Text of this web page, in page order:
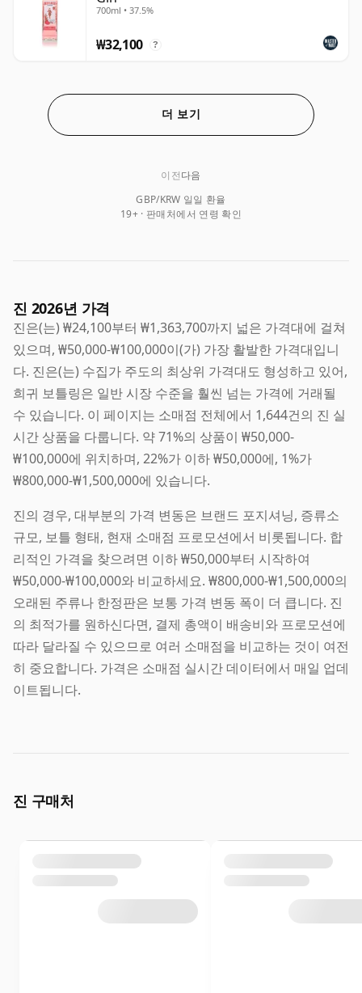
700ml • 37.5%
₩32,100 ?
더 보기
GBP/KRW 일일 환율
19+ · 판매처에서 연령 확인
이전다음
진 2026년 가격
진은(는) ₩24,100부터 ₩1,363,700까지 넓은 가격대에 걸쳐
있으며, ₩50,000-₩100,000이(가) 가장 활발한 가격대입니
다. 진은(는) 수집가 주도의 최상위 가격대도 형성하고 있어,
희귀 보틀링은 일반 시장 수준을 훨씬 넘는 가격에 거래될
수 있습니다. 이 페이지는 소매점 전체에서 1,644건의 진 실
시간 상품을 다룹니다. 약 71%의 상품이 ₩50,000-
₩100,000에 위치하며, 22%가 이하 ₩50,000에, 1%가
₩800,000-₩1,500,000에 있습니다.
진의 경우, 대부분의 가격 변동은 브랜드 포지셔닝, 증류소
규모, 보틀 형태, 현재 소매점 프로모션에서 비롯됩니다. 합
리적인 가격을 찾으려면 이하 ₩50,000부터 시작하여
₩50,000-₩100,000와 비교하세요. ₩800,000-₩1,500,000의
오래된 주류나 한정판은 보통 가격 변동 폭이 더 큽니다. 진
의 최적가를 원하신다면, 결제 총액이 배송비와 프로모션에
따라 달라질 수 있으므로 여러 소매점을 비교하는 것이 여전
히 중요합니다. 가격은 소매점 실시간 데이터에서 매일 업데
이트됩니다.
진 구매처